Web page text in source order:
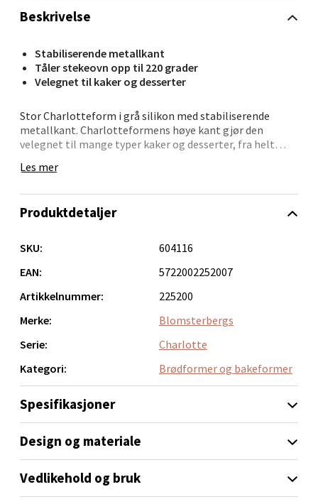
Beskrivelse
Stabiliserende metallkant
Tåler stekeovn opp til 220 grader
Velegnet til kaker og desserter
Stor Charlotteform i grå silikon med stabiliserende
metallkant. Charlotteformens høye kant gjør den
velegnet til mange typer kaker og desserter, fra helt
og bunner. Med den myke silikonen er det enkelt å ta det
-20 °C).
Les mer
Produktdetaljer
SKU:
604116
EAN:
5722002252007
Artikkelnummer:
225200
Merke:
Blomsterbergs
Serie:
Charlotte
Kategori:
Brødformer og bakeformer
Spesifikasjoner
Design og materiale
Vedlikehold og bruk
Stavanger og Sandnes - Kvadrat
Gamle Stokkavei 1, 4313 Sandnes
Åpent i dag 10-21
0 i butikk
Velg
Bergen - Thon Senter Lagunen
Åpent i dag 10-21
Kristiansand - Markens
Lillemarkens markensgate 25B, 4611 Kristiansand
Åpent i dag 09-18
0 i butikk